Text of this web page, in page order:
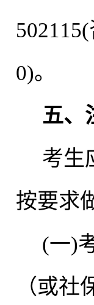
0)。
五、
考生
按要求
(一)
（或